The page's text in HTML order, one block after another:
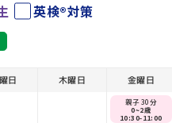
英検®対策
日 木曜日 金曜日
親子 30分
0~2歳
10:30-11:00